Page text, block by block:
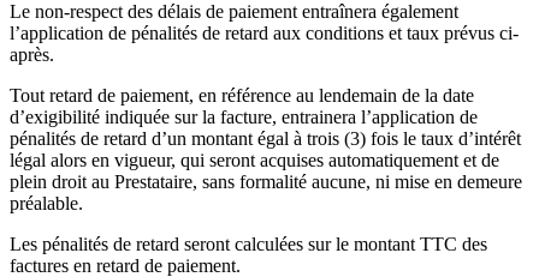
Le non-respect des délais de paiement entraînera également
l’application de pénalités de retard aux conditions et taux prévus ci-
après.
Tout retard de paiement, en référence au lendemain de la date
d’exigibilité indiquée sur la facture, entrainera l’application de
pénalités de retard d’un montant égal à trois (3) fois le taux d’intérêt
légal alors en vigueur, qui seront acquises automatiquement et de
plein droit au Prestataire, sans formalité aucune, ni mise en demeure
préalable.
Les pénalités de retard seront calculées sur le montant TTC des
factures en retard de paiement.